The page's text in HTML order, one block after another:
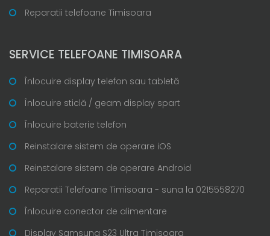
Reparatii telefoane Timisoara
SERVICE TELEFOANE TIMISOARA
Înlocuire display telefon sau tabletă
Înlocuire sticlă / geam display spart
Înlocuire baterie telefon
Reinstalare sistem de operare iOS
Reinstalare sistem de operare Android
Reparatii Telefoane Timisoara - suna la 0215558270
Înlocuire conector de alimentare
Display Samsung S23 Ultra Timisoara